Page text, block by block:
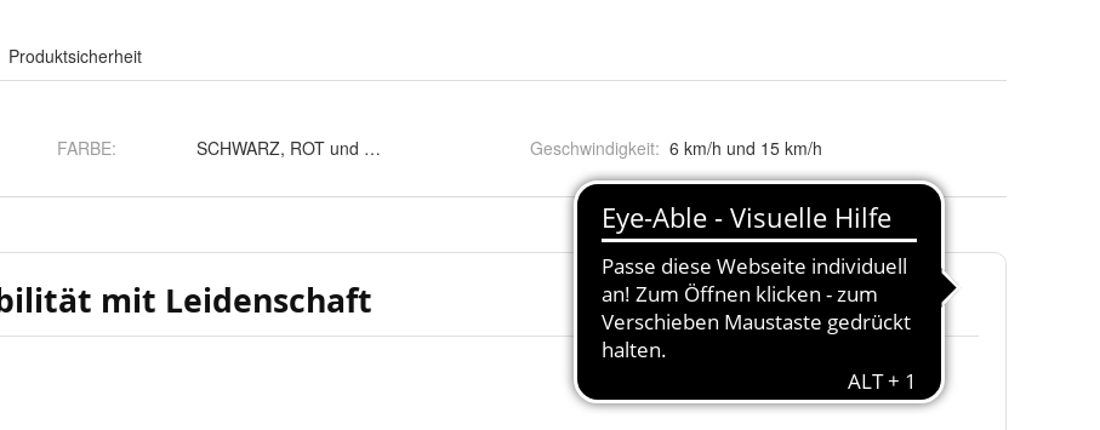
Produktsicherheit
FARBE: SCHWARZ, ROT und BLAU Geschwindigkeit: 6 km/h und 15 km/h